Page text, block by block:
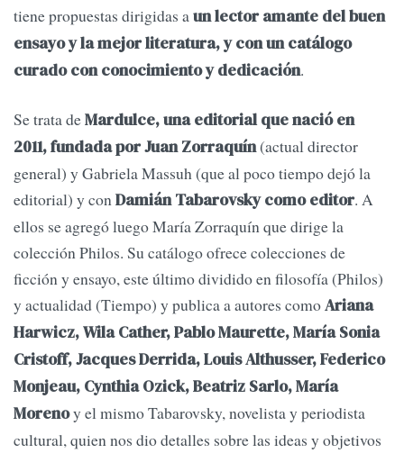
tiene propuestas dirigidas aun lector amante del buen
ensayo y la mejor literatura, y con un catálogo
curado con conocimiento y dedicación.
Se trata deMardulce, una editorial que nació en
2011, fundada por Juan Zorraquín(actual director
general) y Gabriela Massuh (que al poco tiempo dejó la
editorial) y conDamián Tabarovsky como editor. A
ellos se agregó luego María Zorraquín que dirige la
colección Philos. Su catálogo ofrece colecciones de
ficción y ensayo, este último dividido en filosofía (Philos)
y actualidad (Tiempo) y publica a autores comoAriana
Harwicz, Wila Cather, Pablo Maurette, María Sonia
Cristoff, Jacques Derrida, Louis Althusser, Federico
Monjeau, Cynthia Ozick, Beatriz Sarlo, María
Morenoy el mismo Tabarovsky, novelista y periodista
cultural, quien nos dio detalles sobre las ideas y objetivos